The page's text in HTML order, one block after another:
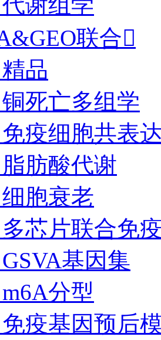
联合
精品
铜死亡多组学
免疫细胞共表
脂肪酸代谢
细胞衰老
多芯片联合免
GSVA基因集
m6A分型
免疫基因预后